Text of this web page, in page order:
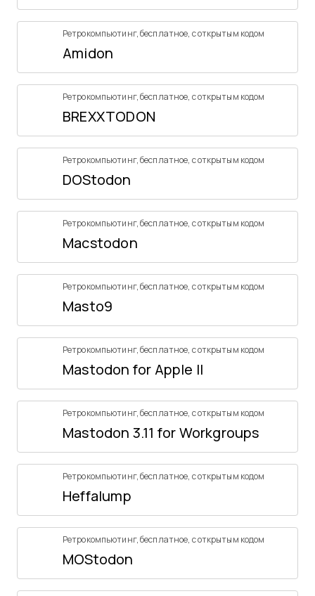
Ретрокомпьютинг,бесплатное, с открытым кодом
Amidon
Ретрокомпьютинг,бесплатное, с открытым кодом
BREXXTODON
Ретрокомпьютинг,бесплатное, с открытым кодом
DOStodon
Ретрокомпьютинг,бесплатное, с открытым кодом
Macstodon
Ретрокомпьютинг,бесплатное, с открытым кодом
Masto9
Ретрокомпьютинг,бесплатное, с открытым кодом
Mastodon for Apple II
Ретрокомпьютинг,бесплатное, с открытым кодом
Mastodon 3.11 for Workgroups
Ретрокомпьютинг,бесплатное, с открытым кодом
Heffalump
Ретрокомпьютинг,бесплатное, с открытым кодом
MOStodon